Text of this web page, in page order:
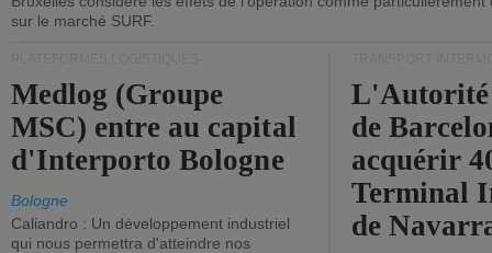
sur le marché SURF.
Medlog (Groupe
MSC) entre au capital
d'Interporto Bologne
Bologne
Caliandro : Un développement industriel
qui nous permettra d'atteindre nos
de
acquérir
Terminal
de